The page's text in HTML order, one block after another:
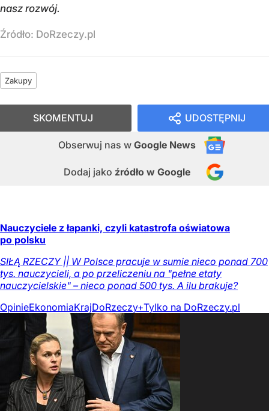
nasz rozwój.
Źródło: DoRzeczy.pl
Zakupy
UDOSTĘPNIJ
Obserwuj nas w Google News
Dodaj jako źródło w Google
SKOMENTUJ
Nauczyciele z łapanki, czyli katastrofa oświatowa
po polsku
SIŁĄ RZECZY || W Polsce pracuje w sumie nieco ponad 700
tys. nauczycieli, a po przeliczeniu na "pełne etaty
nauczycielskie" – nieco ponad 500 tys. A ilu brakuje?
OpinieEkonomiaKrajDoRzeczy+Tylko na DoRzeczy.pl